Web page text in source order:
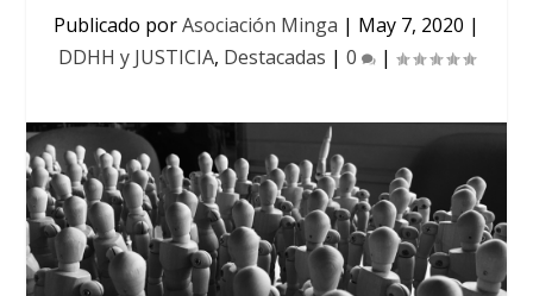
Publicado porAsociación Minga | May 7, 2020 |
DDHH y JUSTICIA, Destacadas | 0 |